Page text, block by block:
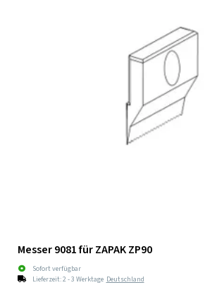
Messer 9081 für ZAPAK ZP90
Sofort verfügbar
Lieferzeit:2 - 3 Werktage Deutschland